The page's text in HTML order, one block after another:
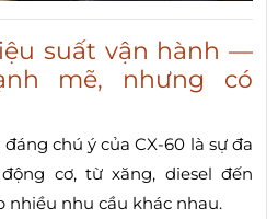
suất vận hành —
mẽ, nhưng có
chú ý của CX-60 là sự đa
cơ, từ xăng, diesel đến
nhiều nhu cầu khác nhau.